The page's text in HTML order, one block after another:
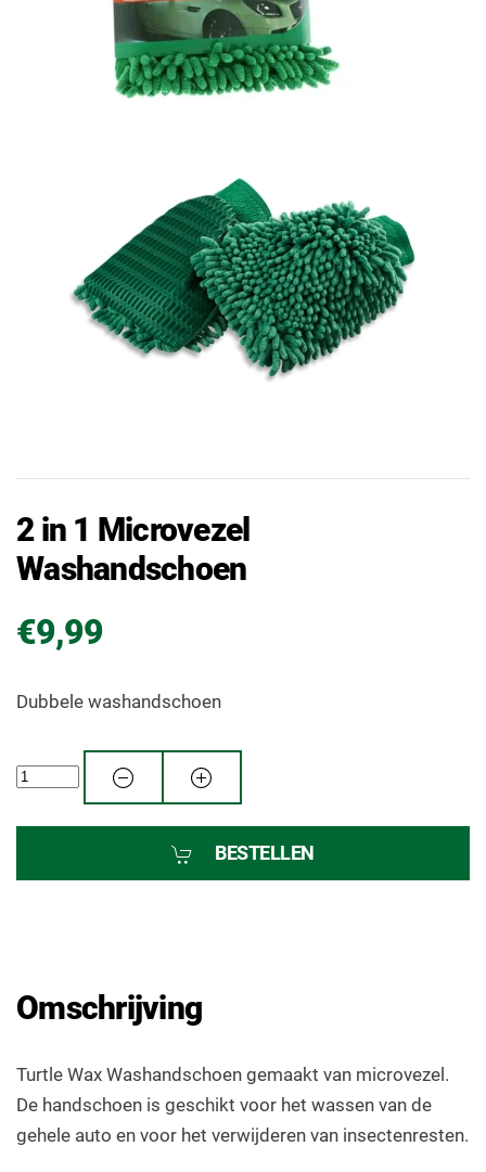
2 in 1 Microvezel
Washandschoen
€9,99
Dubbele washandschoen
BESTELLEN
Omschrijving
Turtle Wax Washandschoen gemaakt van microvezel.
De handschoen is geschikt voor het wassen van de
gehele auto en voor het verwijderen van insectenresten.